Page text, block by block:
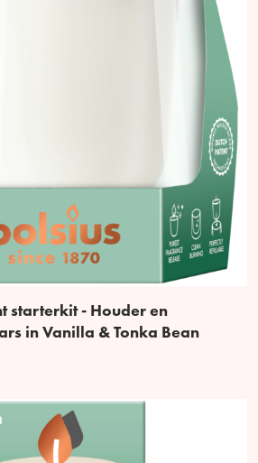
starterkit - Houder en
in Vanilla & Tonka Bean